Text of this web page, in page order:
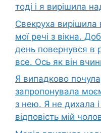
тоді і я вирішила
Свекруха вирішила
мої речі з вікна.
день повернувся в
все. Ось як він
Я випадково
запропонувала
з нею. Я не дихала
відповість мій